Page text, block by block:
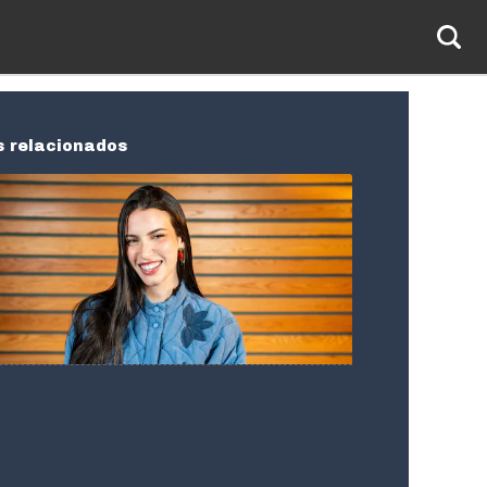
relacionados
Zambrano abre su corazón:
soy más cuidadosa con las
que hago"